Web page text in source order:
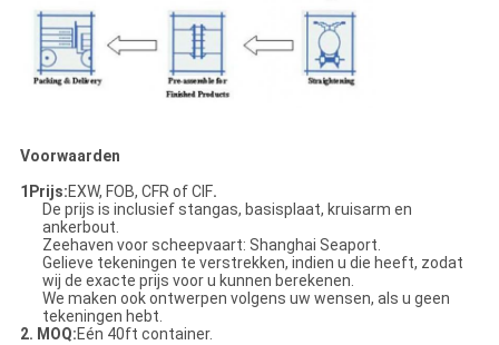
Voorwaarden
1Prijs:EXW, FOB, CFR of CIF.
De prijs is inclusief stangas, basisplaat, kruisarm en
ankerbout.
Zeehaven voor scheepvaart: Shanghai Seaport.
Gelieve tekeningen te verstrekken, indien u die heeft, zodat
wij de exacte prijs voor u kunnen berekenen.
We maken ook ontwerpen volgens uw wensen, als u geen
tekeningen hebt.
2. MOQ:Eén 40ft container.